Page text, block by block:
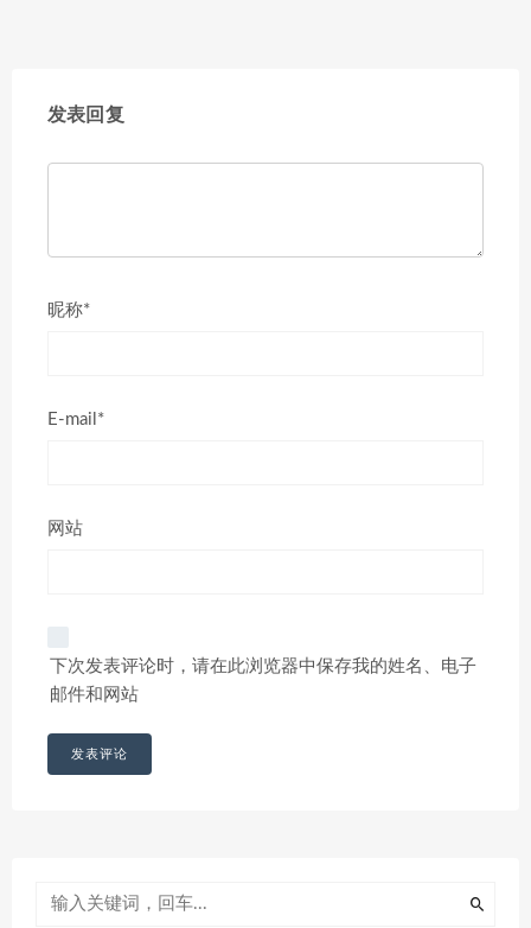
发表回复
昵称*
E-mail*
网站
下次发表评论时，请在此浏览器中保存我的姓名、电子
邮件和网站